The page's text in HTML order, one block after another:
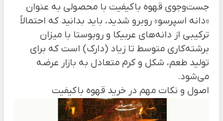
جست‌وجوی قهوه باکیفیت با محصولی به عنوان
«دانه اسپرسو» روبرو شدید، باید بدانید که احتمالاً
ترکیبی از دانه‌های عربیکا و روبوستا با میزان
برشته‌کاری متوسط تا زیاد (دارک) است که برای
تولید طعم، شکل و کرم متعادل به بازار عرضه
می‌شود.
اصول و نکات مهم در خرید قهوه باکیفیت